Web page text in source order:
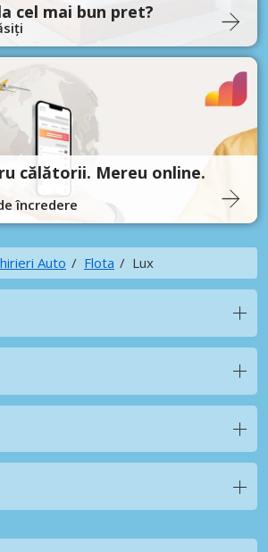
cel mai bun pret?
călătorii. Mereu online.
încredere
Auto Flota Lux